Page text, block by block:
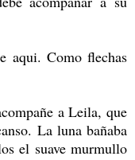
aqui. Como flechas
a Leila, que
La luna bañaba
el suave murmullo